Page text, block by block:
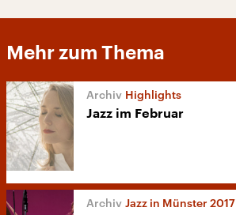
Mehr zum Thema
Highlights
Jazz im Februar
Jazz in Münster 2017